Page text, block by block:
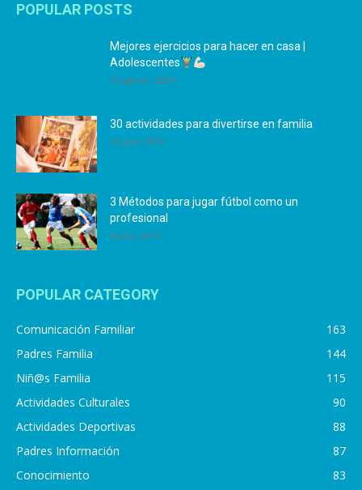
POPULAR POSTS
Mejores ejercicios para hacer en casa |
Adolescentes
12 agosto, 2024
30 actividades para divertirse en familia
25 julio, 2019
3 Métodos para jugar fútbol como un
profesional
4 julio, 2019
POPULAR CATEGORY
Comunicación Familiar
163
Padres Familia
144
Niñ@s Familia
115
Actividades Culturales
90
Actividades Deportivas
88
Padres Información
87
Conocimiento
83